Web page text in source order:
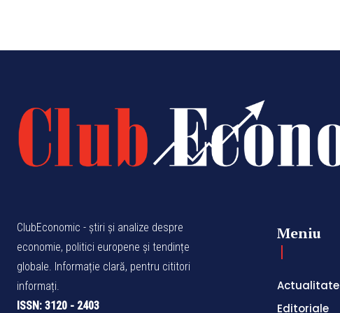
ClubEconomic - știri și analize despre
economie, politici europene și tendințe
globale. Informație clară, pentru cititori
informați.
ISSN: 3120 - 2403
Meniu
Actualitate
Editoriale